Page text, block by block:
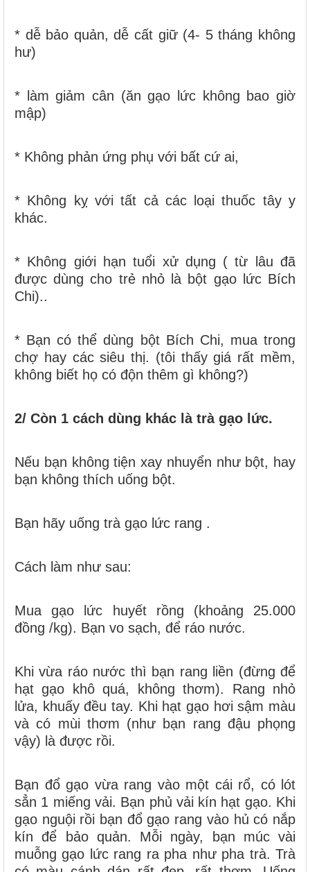
* dễ bảo quản, dễ cất giữ (4- 5 tháng không
hư)
* làm giảm cân (ăn gạo lức không bao giờ
mập)
* Không phản ứng phụ với bất cứ ai,
* Không kỵ với tất cả các loại thuốc tây y
khác.
* Không giới hạn tuổi xử dụng ( từ lâu đã
được dùng cho trẻ nhỏ là bột gạo lức Bích
Chi)..
* Bạn có thể dùng bột Bích Chi, mua trong
chợ hay các siêu thị. (tôi thấy giá rất mềm,
không biết họ có độn thêm gì không?)
2/ Còn 1 cách dùng khác là trà gạo lức.
Nếu bạn không tiện xay nhuyển như bột, hay
bạn không thích uống bột.
Bạn hãy uống trà gạo lức rang .
Cách làm như sau:
Mua gạo lức huyết rồng (khoảng 25.000
đồng /kg). Bạn vo sạch, để ráo nước.
Khi vừa ráo nước thì bạn rang liền (đừng để
hạt gạo khô quá, không thơm). Rang nhỏ
lửa, khuấy đều tay. Khi hạt gạo hơi sậm màu
và có mùi thơm (như bạn rang đậu phọng
vậy) là được rồi.
Bạn đổ gạo vừa rang vào một cái rổ, có lót
sẳn 1 miếng vải. Bạn phủ vải kín hạt gạo. Khi
gạo nguội rồi bạn đổ gạo rang vào hủ có nắp
kín để bảo quản. Mỗi ngày, bạn múc vài
muỗng gạo lức rang ra pha như pha trà. Trà